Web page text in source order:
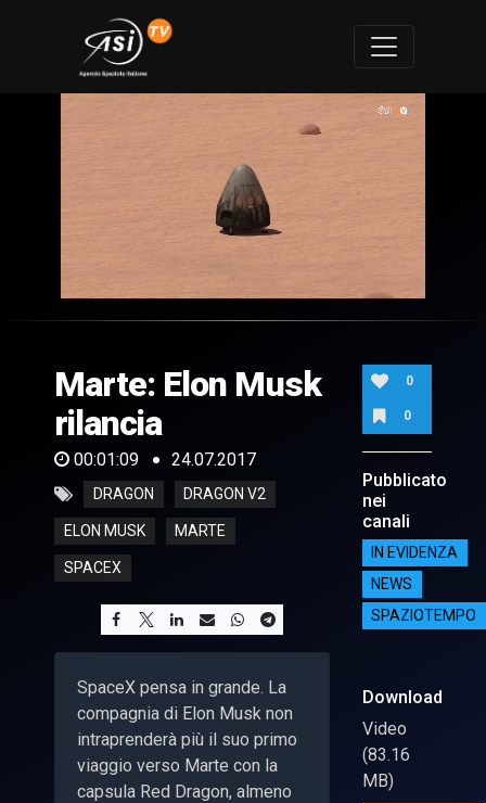
of
9
seconds
Marte: Elon Musk
rilancia
00:01:09 24.07.2017
DRAGON DRAGON V2
ELON MUSK MARTE
SPACEX
SpaceX pensa in grande. La
compagnia di Elon Musk non
intraprenderà più il suo primo
viaggio verso Marte con la
capsula Red Dragon, almeno
0
0
Pubblicato
nei
canali
IN EVIDENZA
NEWS
SPAZIOTEMPO
Download
Video
(83.16
MB)